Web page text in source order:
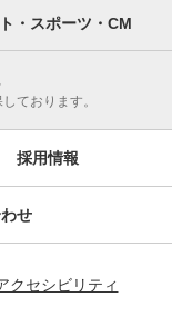
・スポーツ・CM
ております。
採用情報
せ
クセシビリティ